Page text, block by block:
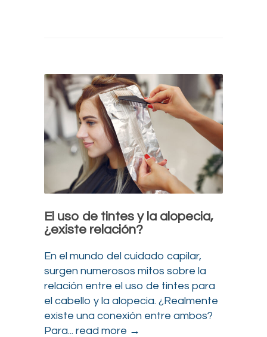
El uso de tintes y la alopecia,
¿existe relación?
En el mundo del cuidado capilar,
surgen numerosos mitos sobre la
relación entre el uso de tintes para
el cabello y la alopecia. ¿Realmente
existe una conexión entre ambos?
Para... read more →